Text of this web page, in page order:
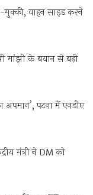
वाहन साइड करने
मांझी के बयान से बढ़ी
अपमान’, पटना में एनडीए
मंत्री ने DM को